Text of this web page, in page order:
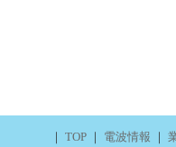
｜ TOP｜ 電波情報 ｜